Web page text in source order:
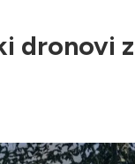
dronovi